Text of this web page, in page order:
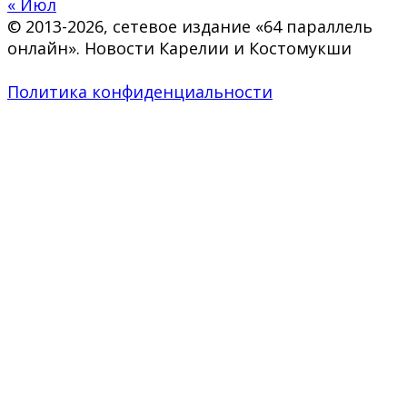
« Июл
© 2013-2026, сетевое издание «64 параллель
онлайн». Новости Карелии и Костомукши
Политика конфиденциальности